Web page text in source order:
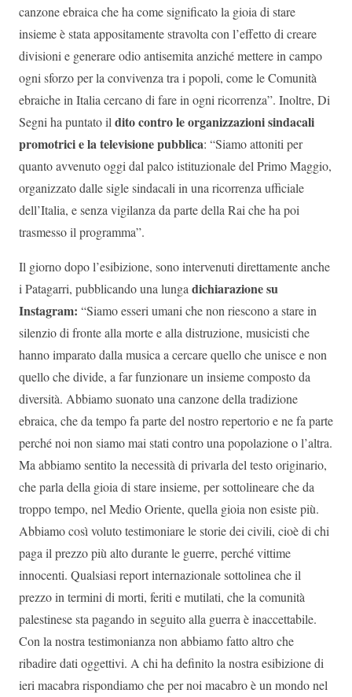
canzone ebraica che ha come significato la gioia di stare
insieme è stata appositamente stravolta con l’effetto di creare
divisioni e generare odio antisemita anziché mettere in campo
ogni sforzo per la convivenza tra i popoli, come le Comunità
ebraiche in Italia cercano di fare in ogni ricorrenza”. Inoltre, Di
Segni ha puntato ildito contro le organizzazioni sindacali
promotrici e la televisione pubblica: “Siamo attoniti per
quanto avvenuto oggi dal palco istituzionale del Primo Maggio,
organizzato dalle sigle sindacali in una ricorrenza ufficiale
dell’Italia, e senza vigilanza da parte della Rai che ha poi
trasmesso il programma”.
Il giorno dopo l’esibizione, sono intervenuti direttamente anche
i Patagarri, pubblicando una lungadichiarazione su
Instagram: “Siamo esseri umani che non riescono a stare in
silenzio di fronte alla morte e alla distruzione, musicisti che
hanno imparato dalla musica a cercare quello che unisce e non
quello che divide, a far funzionare un insieme composto da
diversità. Abbiamo suonato una canzone della tradizione
ebraica, che da tempo fa parte del nostro repertorio e ne fa parte
perché noi non siamo mai stati contro una popolazione o l’altra.
Ma abbiamo sentito la necessità di privarla del testo originario,
che parla della gioia di stare insieme, per sottolineare che da
troppo tempo, nel Medio Oriente, quella gioia non esiste più.
Abbiamo così voluto testimoniare le storie dei civili, cioè di chi
paga il prezzo più alto durante le guerre, perché vittime
innocenti. Qualsiasi report internazionale sottolinea che il
prezzo in termini di morti, feriti e mutilati, che la comunità
palestinese sta pagando in seguito alla guerra è inaccettabile.
Con la nostra testimonianza non abbiamo fatto altro che
ribadire dati oggettivi. A chi ha definito la nostra esibizione di
ieri macabra rispondiamo che per noi macabro è un mondo nel